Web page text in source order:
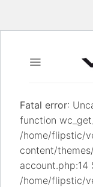
Fatal error:
function
/home/flipstic/
content/
account.php:14
/home/flipstic/